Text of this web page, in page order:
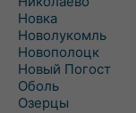
Новка
Новолукомль
Новополоцк
Новый Погост
Оболь
Озерцы